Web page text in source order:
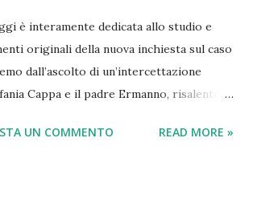
è interamente dedicata allo studio e
originali della nuova inchiesta sul caso
dall’ascolto di un’intercettazione
Cappa e il padre Ermanno, risalente al
è palpabile l’agitazione di Stefania in
UN COMMENTO READ MORE »